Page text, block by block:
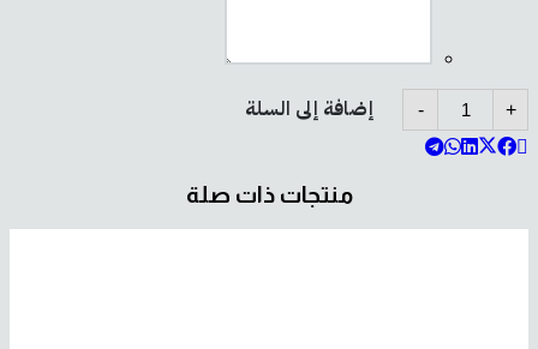
-
كمية
B110
+ إضافة إلى السلة
منتجات ذات صلة